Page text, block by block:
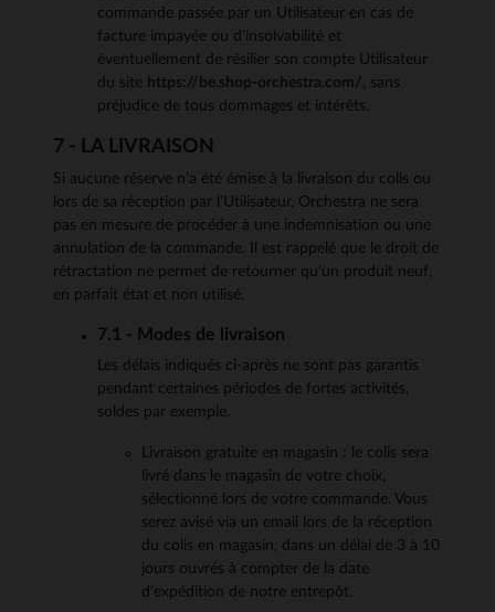
commande passée par un Utilisateur en cas de
facture impayée ou d’insolvabilité et
éventuellement de résilier son compte Utilisateur
du site https://be.shop-orchestra.com/ , sans
préjudice de tous dommages et intérêts.
7 - LA LIVRAISON
Si aucune réserve n’a été émise à la livraison du colis ou
lors de sa réception par l’Utilisateur, Orchestra ne sera
pas en mesure de procéder à une indemnisation ou une
annulation de la commande. Il est rappelé que le droit de
rétractation ne permet de retourner qu’un produit neuf,
en parfait état et non utilisé.
7.1 - Modes de livraison
Les délais indiqués ci-après ne sont pas garantis
pendant certaines périodes de fortes activités,
soldes par exemple.
Livraison gratuite en magasin : le colis sera
livré dans le magasin de votre choix,
sélectionné lors de votre commande. Vous
serez avisé via un email lors de la réception
du colis en magasin, dans un délai de 3 à 10
jours ouvrés à compter de la date
d’expédition de notre entrepôt.